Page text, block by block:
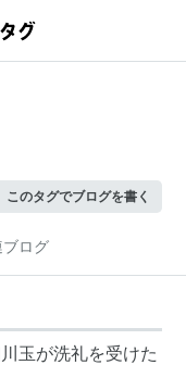
このタグでブログを書く
ブログ
玉が洗礼を受けた